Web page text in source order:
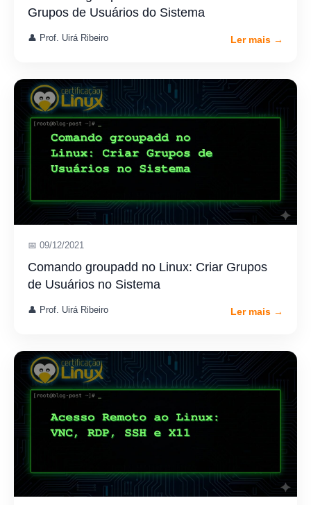
Grupos de Usuários do Sistema
👤 Prof. Uirá Ribeiro Ler mais →
📅 09/12/2021
Comando groupadd no Linux: Criar Grupos
de Usuários no Sistema
👤 Prof. Uirá Ribeiro Ler mais →